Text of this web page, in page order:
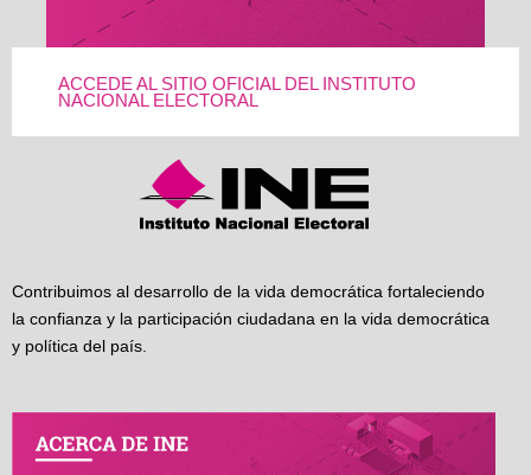
ACCEDE AL SITIO OFICIAL DEL INSTITUTO
NACIONAL ELECTORAL
Contribuimos al desarrollo de la vida democrática fortaleciendo
la confianza y la participación ciudadana en la vida democrática
y política del país.